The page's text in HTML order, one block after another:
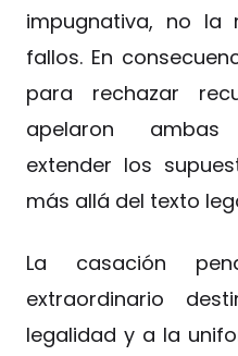
impugnativa, no la
fallos. En
para rechazar
apelaron
extender los
más allá del texto
La casación
extraordinario
legalidad y a la